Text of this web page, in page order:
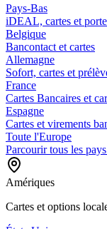
Pays-Bas
iDEAL, cartes et
Belgique
Bancontact et cartes
Allemagne
Sofort, cartes et
France
Cartes Bancaires et
Espagne
Cartes et virements
Toute l'Europe
Parcourir tous les
Amériques
Cartes et options